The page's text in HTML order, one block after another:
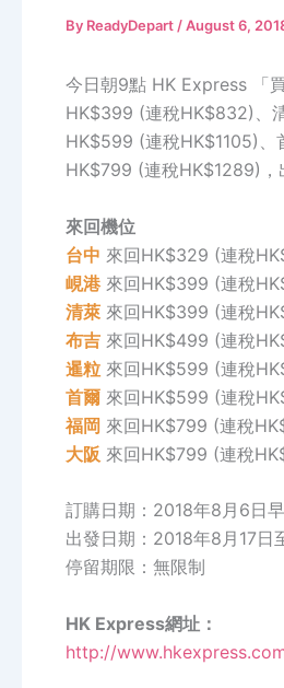
By ReadyDepart /August 6,
今日朝9點 HK Express 「
HK$399 (連稅HK$832)、
HK$599 (連稅HK$1105)
HK$799 (連稅HK$1289)，
來回機位
台中 來回HK$329 (連稅
峴港來回HK$399 (連稅
清萊 來回HK$399 (連稅
布吉 來回HK$499 (連稅
暹粒 來回HK$599 (連稅
首爾 來回HK$599 (連稅
福岡 來回HK$799 (連稅
大阪 來回HK$799 (連稅
訂購日期：2018年8月6日
出發日期：2018年8月17日
停留期限：無限制
HK Express網址：
http://